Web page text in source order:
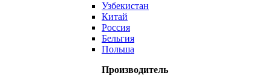
Узбекистан
Китай
Россия
Бельгия
Польша
Производитель